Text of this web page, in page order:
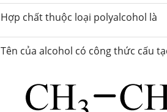
Hợp chất thuộc loại polyalcohol là
Tên của alcohol có công thức cấu